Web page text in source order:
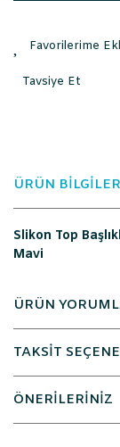
Tavsiye Et
ÜRÜN
Slikon Top
Mavi
ÜRÜN
TAKSİT
ÖNERİLERİNİZ